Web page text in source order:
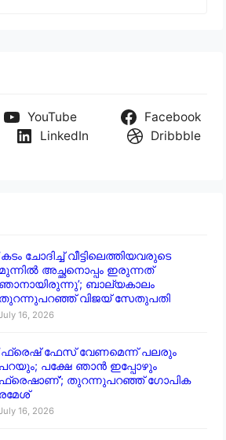
YouTube
Facebook
LinkedIn Dribbble
ചോദിച്ച് വീട്ടിലെത്തിയവരുടെ
മുന്നിൽ അച്ഛനൊപ്പം ഇരുന്നത്
ഞാനായിരുന്നു’; ബാല്യകാലം
തുറന്നുപറഞ്ഞ് വിജയ് സേതുപതി
16, 2026
ഫേസ് വേണമെന്ന് പലരും
പറയും; പക്ഷേ ഞാൻ ഇപ്പോഴും
ഫ്രെഷാണ്’; തുറന്നുപറഞ്ഞ് ഗോപിക
രമേശ്
16, 2026